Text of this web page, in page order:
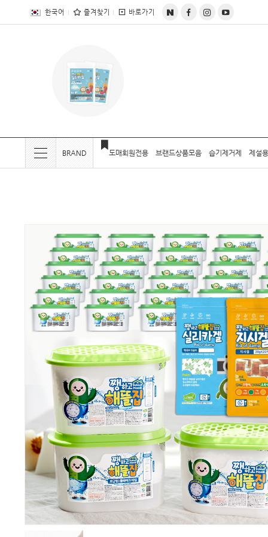
한국어 즐겨찾기 바로가기
BRAND 도매회원전용 브랜드상품모음 습기제거제 제설